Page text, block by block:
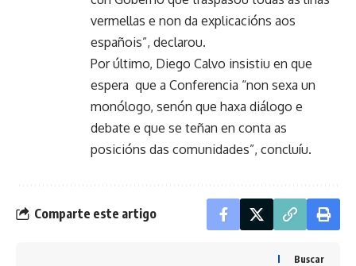
vermellas e non da explicacións aos
españois”, declarou.
Por último, Diego Calvo insistiu en que
espera que a Conferencia “non sexa un
monólogo, senón que haxa diálogo e
debate e que se teñan en conta as
posicións das comunidades”, concluíu.
Comparte este artigo
Buscar